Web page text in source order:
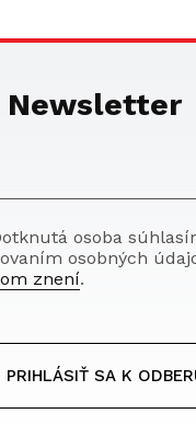
Newsletter
osoba
osobných
znení.
PRIHLÁSIŤ SA K